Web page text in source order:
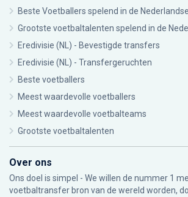
Beste Voetballers spelend in de
Grootste voetbaltalenten spelend in de
Eredivisie (NL) - Bevestigde transfers
Eredivisie (NL) - Transfergeruchten
Beste voetballers
Meest waardevolle voetballers
Meest waardevolle voetbalteams
Grootste voetbaltalenten
Over ons
Ons doel is simpel - We willen de nummer 1
voetbaltransfer bron van de wereld worden,